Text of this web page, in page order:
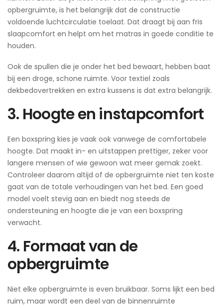
opbergruimte, is het belangrijk dat de constructie
voldoende luchtcirculatie toelaat. Dat draagt bij aan fris
slaapcomfort en helpt om het matras in goede conditie te
houden.
Ook de spullen die je onder het bed bewaart, hebben baat
bij een droge, schone ruimte. Voor textiel zoals
dekbedovertrekken en extra kussens is dat extra belangrijk.
3. Hoogte en instapcomfort
Een boxspring kies je vaak ook vanwege de comfortabele
hoogte. Dat maakt in- en uitstappen prettiger, zeker voor
langere mensen of wie gewoon wat meer gemak zoekt.
Controleer daarom altijd of de opbergruimte niet ten koste
gaat van de totale verhoudingen van het bed. Een goed
model voelt stevig aan en biedt nog steeds de
ondersteuning en hoogte die je van een boxspring
verwacht.
4. Formaat van de
opbergruimte
Niet elke opbergruimte is even bruikbaar. Soms lijkt een bed
ruim, maar wordt een deel van de binnenruimte